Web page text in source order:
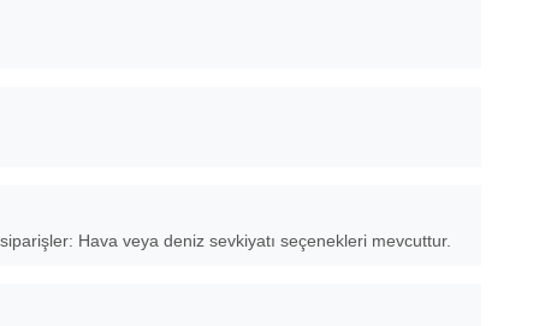
Hava veya deniz sevkiyatı seçenekleri mevcuttur.